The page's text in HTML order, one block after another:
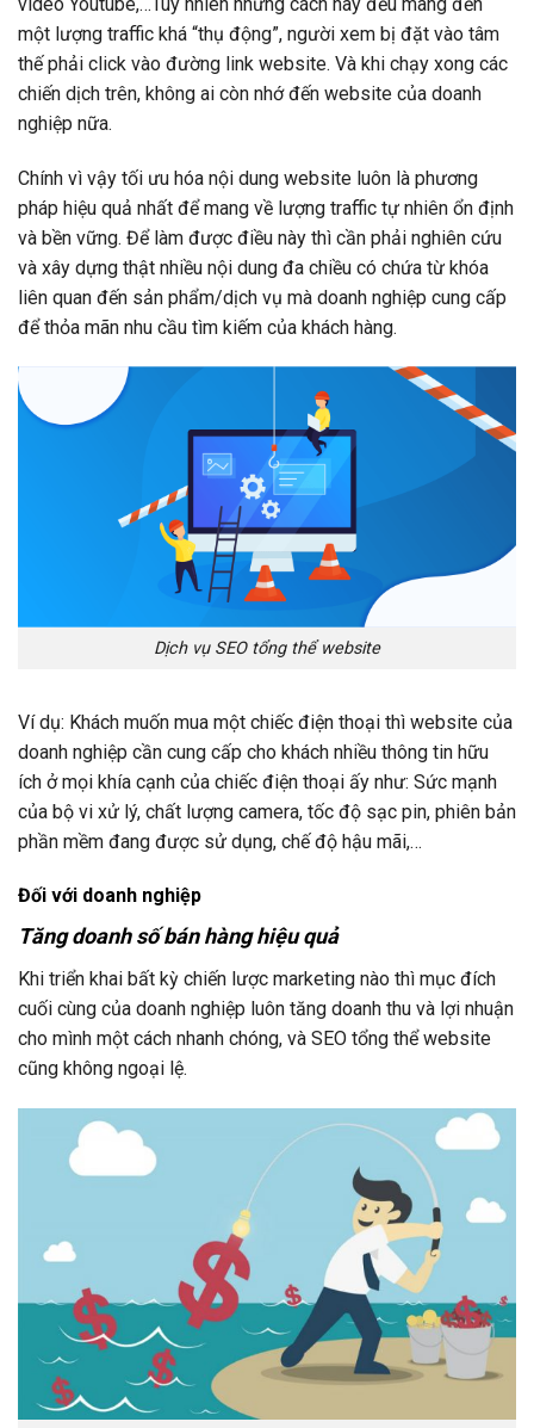
một lượng traffic khá “thụ động”, người xem bị đặt vào tâm
thế phải click vào đường link website. Và khi chạy xong các
chiến dịch trên, không ai còn nhớ đến website của doanh
nghiệp nữa.
Chính vì vậy tối ưu hóa nội dung website luôn là phương
pháp hiệu quả nhất để mang về lượng traffic tự nhiên ổn định
và bền vững. Để làm được điều này thì cần phải nghiên cứu
và xây dựng thật nhiều nội dung đa chiều có chứa từ khóa
liên quan đến sản phẩm/dịch vụ mà doanh nghiệp cung cấp
để thỏa mãn nhu cầu tìm kiếm của khách hàng.
Dịch vụ SEO tổng thể website
Ví dụ: Khách muốn mua một chiếc điện thoại thì website của
doanh nghiệp cần cung cấp cho khách nhiều thông tin hữu
ích ở mọi khía cạnh của chiếc điện thoại ấy như: Sức mạnh
của bộ vi xử lý, chất lượng camera, tốc độ sạc pin, phiên bản
phần mềm đang được sử dụng, chế độ hậu mãi,…
Đối với doanh nghiệp
Tăng doanh số bán hàng hiệu quả
Khi triển khai bất kỳ chiến lược marketing nào thì mục đích
cuối cùng của doanh nghiệp luôn tăng doanh thu và lợi nhuận
cho mình một cách nhanh chóng, và SEO tổng thể website
cũng không ngoại lệ.